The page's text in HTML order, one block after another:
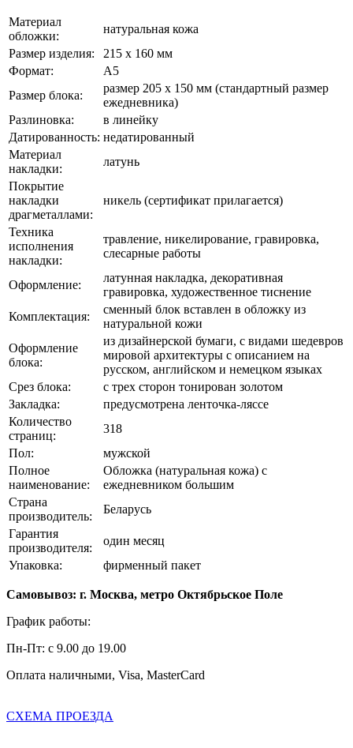
Материал
обложки:
натуральная кожа
Размер изделия:
215 х 160 мм
Формат:
А5
Размер блока:
размер 205 х 150 мм (стандартный размер
ежедневника)
Разлиновка:
в линейку
Датированность: недатированный
Материал
накладки:
латунь
Покрытие
накладки
драгметаллами:
никель (сертификат прилагается)
Техника
исполнения
накладки:
травление, никелирование, гравировка,
слесарные работы
Оформление:
латунная накладка, декоративная
гравировка, художественное тиснение
Комплектация:
сменный блок вставлен в обложку из
натуральной кожи
Оформление
блока:
из дизайнерской бумаги, с видами шедевров
мировой архитектуры с описанием на
русском, английском и немецком языках
Срез блока:
с трех сторон тонирован золотом
Закладка:
предусмотрена ленточка-ляссе
Количество
страниц:
318
Пол:
мужской
Полное
наименование:
Обложка (натуральная кожа) с
ежедневником большим
Страна
производитель:
Беларусь
Гарантия
производителя:
один месяц
Упаковка:
фирменный пакет
Самовывоз: г. Москва, метро Октябрьское Поле
График работы:
Пн-Пт: с 9.00 до 19.00
Оплата наличными, Visa, MasterCard
СХЕМА ПРОЕЗДА